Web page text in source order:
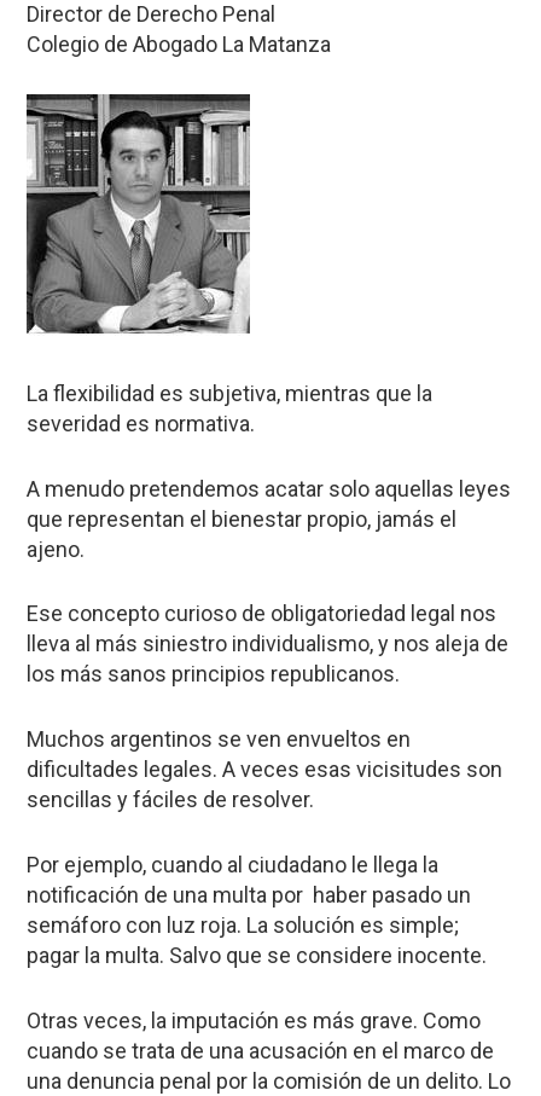
Director de Derecho Penal
Colegio de Abogado La Matanza
La flexibilidad es subjetiva, mientras que la
severidad es normativa.
A menudo pretendemos acatar solo aquellas leyes
que representan el bienestar propio, jamás el
ajeno.
Ese concepto curioso de obligatoriedad legal nos
lleva al más siniestro individualismo, y nos aleja de
los más sanos principios republicanos.
Muchos argentinos se ven envueltos en
dificultades legales. A veces esas vicisitudes son
sencillas y fáciles de resolver.
Por ejemplo, cuando al ciudadano le llega la
notificación de una multa por haber pasado un
semáforo con luz roja. La solución es simple;
pagar la multa. Salvo que se considere inocente.
Otras veces, la imputación es más grave. Como
cuando se trata de una acusación en el marco de
una denuncia penal por la comisión de un delito. Lo